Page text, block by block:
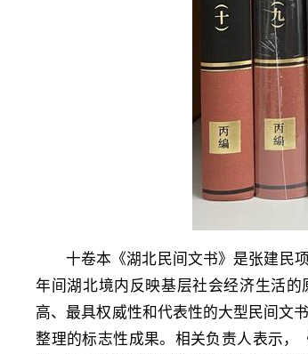
十卷本《湖北民间文书》是张建民
年间湖北境内反映基层社会经济生活
高、最具权威性和代表性的大型民间文
整理的标志性成果。相关负责人表示，